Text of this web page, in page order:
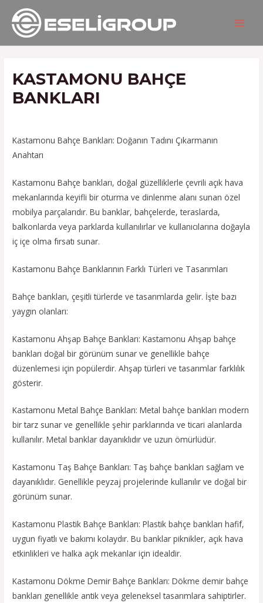
İçeriğe
atla
KASTAMONU BAHÇE
BANKLARI
Kastamonu Bahçe Bankları: Doğanın Tadını Çıkarmanın
Anahtarı
Kastamonu Bahçe bankları, doğal güzelliklerle çevrili açık hava
mekanlarında keyifli bir oturma ve dinlenme alanı sunan özel
mobilya parçalarıdır. Bu banklar, bahçelerde, teraslarda,
balkonlarda veya parklarda kullanılırlar ve kullanıcılarına doğayla
iç içe olma fırsatı sunar.
Kastamonu Bahçe Banklarının Farklı Türleri ve Tasarımları
Bahçe bankları, çeşitli türlerde ve tasarımlarda gelir. İşte bazı
yaygın olanları:
Kastamonu Ahşap Bahçe Bankları: Kastamonu Ahşap bahçe
bankları doğal bir görünüm sunar ve genellikle bahçe
düzenlemesi için popülerdir. Ahşap türleri ve tasarımlar farklılık
gösterir.
Kastamonu Metal Bahçe Bankları: Metal bahçe bankları modern
bir tarz sunar ve genellikle şehir parklarında ve ticari alanlarda
kullanılır. Metal banklar dayanıklıdır ve uzun ömürlüdür.
Kastamonu Taş Bahçe Bankları: Taş bahçe bankları sağlam ve
dayanıklıdır. Genellikle peyzaj projelerinde kullanılır ve doğal bir
görünüm sunar.
Kastamonu Plastik Bahçe Bankları: Plastik bahçe bankları hafif,
uygun fiyatlı ve bakımı kolaydır. Bu banklar piknikler, açık hava
etkinlikleri ve halka açık mekanlar için idealdir.
Kastamonu Dökme Demir Bahçe Bankları: Dökme demir bahçe
bankları genellikle antik veya geleneksel tasarımlara sahiptirler.
Yazı
gezinmesi